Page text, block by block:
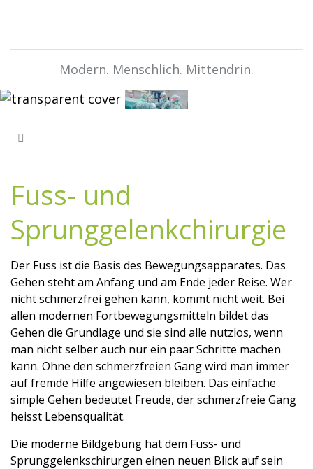
Modern. Menschlich. Mittendrin.
Fuss- und
Sprunggelenkchirurgie
Der Fuss ist die Basis des Bewegungsapparates. Das
Gehen steht am Anfang und am Ende jeder Reise. Wer
nicht schmerzfrei gehen kann, kommt nicht weit. Bei
allen modernen Fortbewegungsmitteln bildet das
Gehen die Grundlage und sie sind alle nutzlos, wenn
man nicht selber auch nur ein paar Schritte machen
kann. Ohne den schmerzfreien Gang wird man immer
auf fremde Hilfe angewiesen bleiben. Das einfache
simple Gehen bedeutet Freude, der schmerzfreie Gang
heisst Lebensqualität.
Die moderne Bildgebung hat dem Fuss- und
Sprunggelenkschirurgen einen neuen Blick auf sein